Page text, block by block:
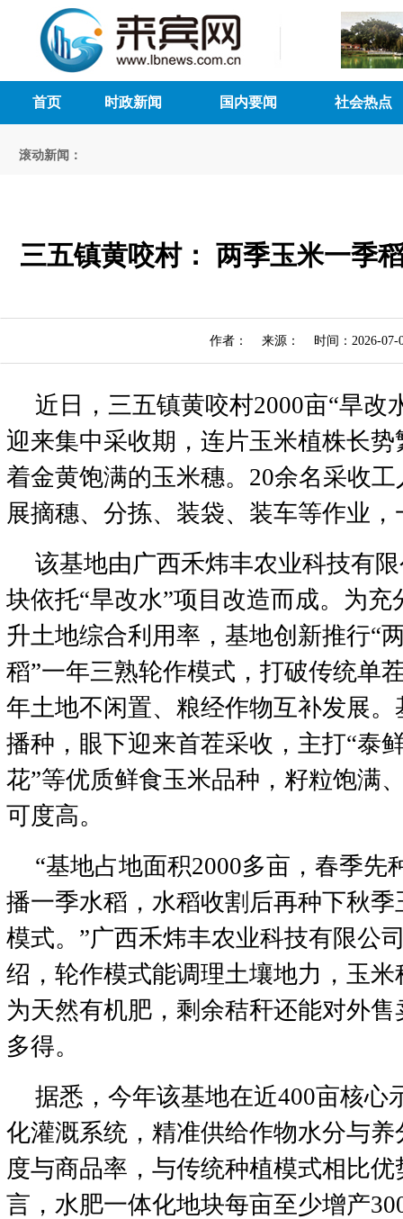
首页 时政新闻 国内要闻 社会热点
滚动新闻：
三五镇黄咬村： 两季玉米一季
作者： 来源： 时间：2026-07-
近日，三五镇黄咬村2000亩“旱改
迎来集中采收期，连片玉米植株长
着金黄饱满的玉米穗。20余名采收
展摘穗、分拣、装袋、装车等作业
该基地由广西禾炜丰农业科技有
块依托“旱改水”项目改造而成。为
升土地综合利用率，基地创新推行“
稻”一年三熟轮作模式，打破传统单
年土地不闲置、粮经作物互补发展
播种，眼下迎来首茬采收，主打“泰
花”等优质鲜食玉米品种，籽粒饱满
可度高。
“基地占地面积2000多亩，春季先
播一季水稻，水稻收割后再种下秋
模式。”广西禾炜丰农业科技有限公
绍，轮作模式能调理土壤地力，玉
为天然有机肥，剩余秸秆还能对外
多得。
据悉，今年该基地在近400亩核心
化灌溉系统，精准供给作物水分与
度与商品率，与传统种植模式相比
言，水肥一体化地块每亩至少增产